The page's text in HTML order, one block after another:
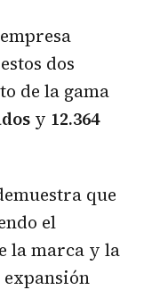
dos
de la gama
y 12.364
que
el
la marca y la
expansión